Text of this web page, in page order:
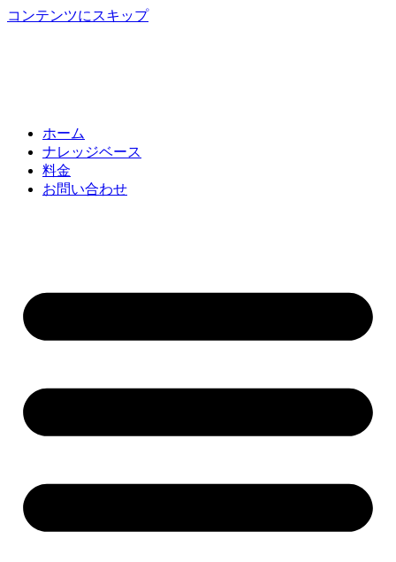
コンテンツにスキップ
ホーム
ナレッジベース
料金
お問い合わせ